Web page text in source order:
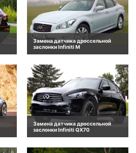
Замена датчика дроссельной
заслонки Infiniti M
Замена датчика дроссельной
заслонки Infiniti QX70